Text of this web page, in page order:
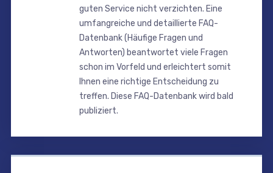
guten Service nicht verzichten. Eine
umfangreiche und detaillierte FAQ-
Datenbank (Häufige Fragen und
Antworten) beantwortet viele Fragen
schon im Vorfeld und erleichtert somit
Ihnen eine richtige Entscheidung zu
treffen. Diese FAQ-Datenbank wird bald
publiziert.